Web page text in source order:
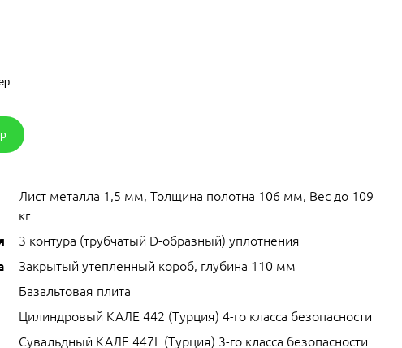
Лист металла 1,5 мм, Толщина полотна 106 мм, Вес до 109
кг
3 контура (трубчатый D-образный) уплотнения
Закрытый утепленный короб, глубина 110 мм
Базальтовая плита
Цилиндровый КАЛЕ 442 (Турция) 4-го класса безопасности
Сувальдный КАЛЕ 447L (Турция) 3-го класса безопасности